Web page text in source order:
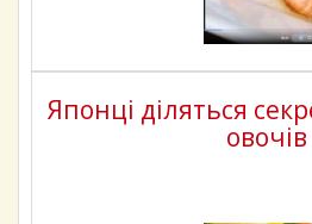
Японці діляться
овочів